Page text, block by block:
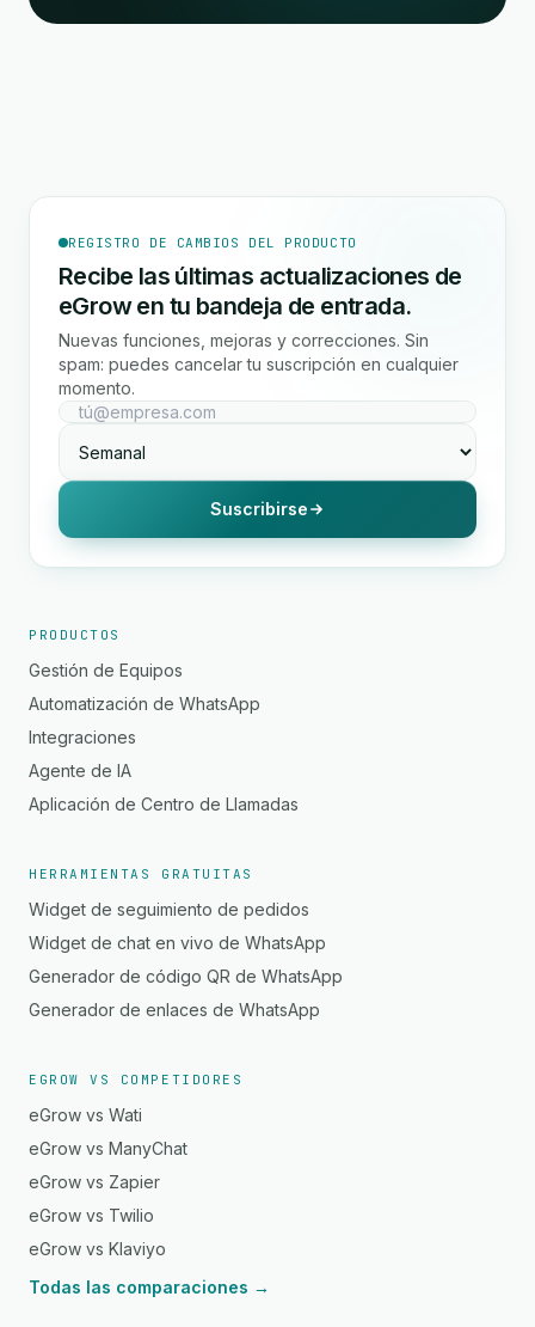
REGISTRO DE CAMBIOS DEL PRODUCTO
Recibe las últimas actualizaciones de
eGrow en tu bandeja de entrada.
Nuevas funciones, mejoras y correcciones. Sin
spam: puedes cancelar tu suscripción en cualquier
momento.
Suscribirse
PRODUCTOS
Gestión de Equipos
Automatización de WhatsApp
Integraciones
Agente de IA
Aplicación de Centro de Llamadas
HERRAMIENTAS GRATUITAS
Widget de seguimiento de pedidos
Widget de chat en vivo de WhatsApp
Generador de código QR de WhatsApp
Generador de enlaces de WhatsApp
EGROW VS COMPETIDORES
eGrow vs Wati
eGrow vs ManyChat
eGrow vs Zapier
eGrow vs Twilio
eGrow vs Klaviyo
Todas las comparaciones →